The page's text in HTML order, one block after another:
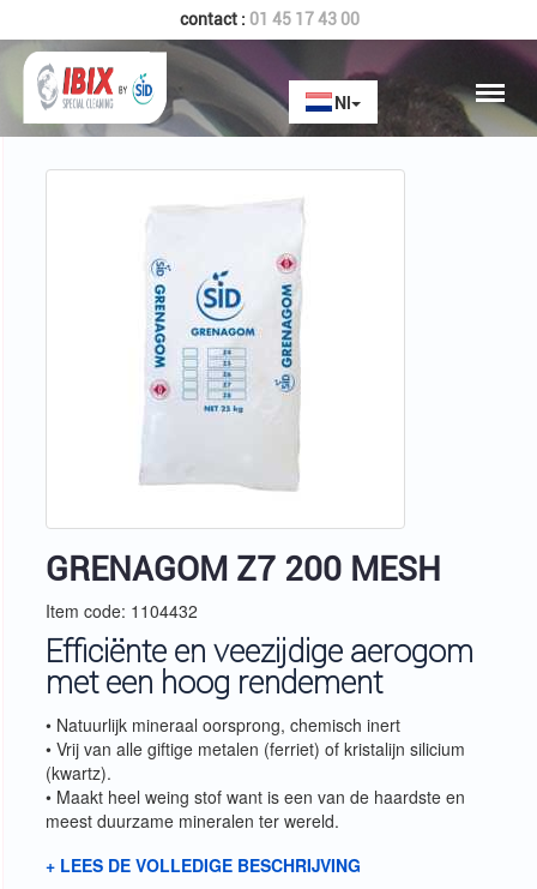
contact : 01 45 17 43 00
Home GRENAGOM Z7 200 MESH
GRENAGOM Z7 200 MESH
Item code: 1104432
Efficiënte en veezijdige aerogom
met een hoog rendement
• Natuurlijk mineraal oorsprong, chemisch inert
• Vrij van alle giftige metalen (ferriet) of kristalijn silicium
(kwartz).
• Maakt heel weing stof want is een van de haardste en
meest duurzame mineralen ter wereld.
+ LEES DE VOLLEDIGE BESCHRIJVING